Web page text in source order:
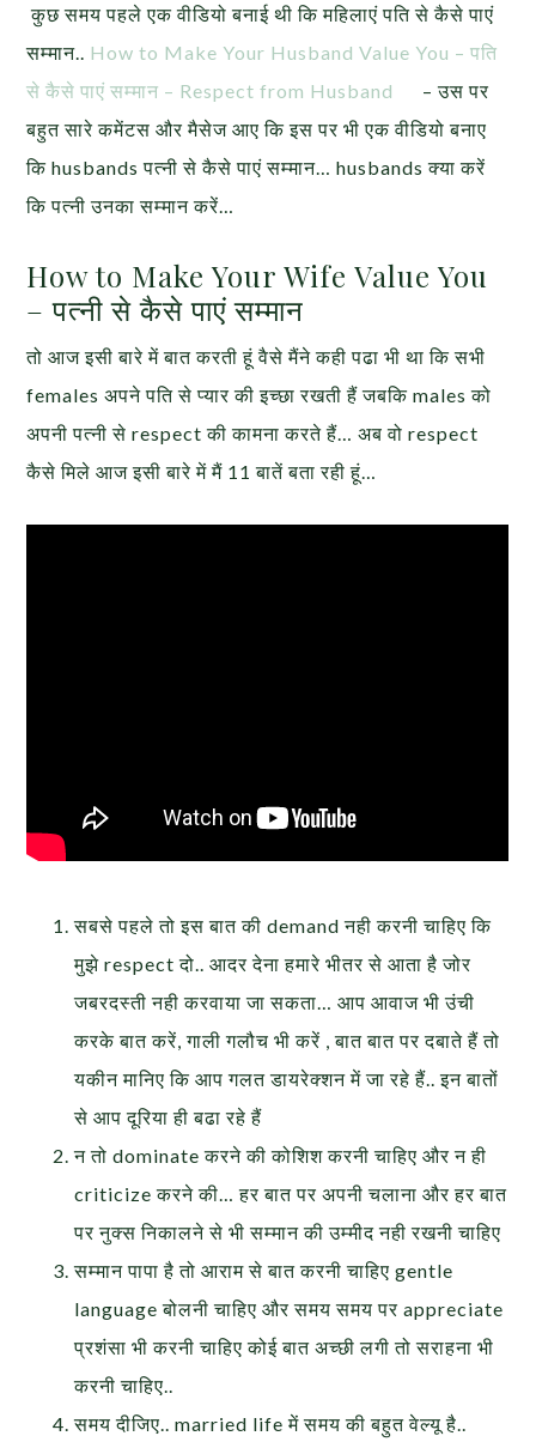
कुछ समय पहले एक वीडियो बनाई थी कि महिलाएं पति से कैसे पाएं
सम्मान..
How to Make Your Husband Value You – पति
से कैसे पाएं सम्मान – Respect from Husband – उस पर
बहुत सारे कमेंटस और मैसेज आए कि इस पर भी एक वीडियो बनाए
कि husbands पत्नी से कैसे पाएं सम्मान… husbands क्या करें
कि पत्नी उनका सम्मान करें…
How to Make Your Wife Value You
– पत्नी से कैसे पाएं सम्मान
तो आज इसी बारे में बात करती हूं वैसे मैंने कही पढा भी था कि सभी
females अपने पति से प्यार की इच्छा रखती हैं जबकि males को
अपनी पत्नी से respect की कामना करते हैं… अब वो respect
कैसे मिले आज इसी बारे में मैं 11 बातें बता रही हूं…
सबसे पहले तो इस बात की demand नही करनी चाहिए कि
मुझे respect दो.. आदर देना हमारे भीतर से आता है जोर
जबरदस्ती नही करवाया जा सकता… आप आवाज भी उंची
करके बात करें, गाली गलौच भी करें , बात बात पर दबाते हैं तो
यकीन मानिए कि आप गलत डायरेक्शन में जा रहे हैं.. इन बातों
से आप दूरिया ही बढा रहे हैं
न तो dominate करने की कोशिश करनी चाहिए और न ही
criticize करने की… हर बात पर अपनी चलाना और हर बात
पर नुक्स निकालने से भी सम्मान की उम्मीद नही रखनी चाहिए
सम्मान पापा है तो आराम से बात करनी चाहिए gentle
language बोलनी चाहिए और समय समय पर appreciate
प्रशंसा भी करनी चाहिए कोई बात अच्छी लगी तो सराहना भी
करनी चाहिए..
समय दीजिए.. married life में समय की बहुत वेल्यू है..